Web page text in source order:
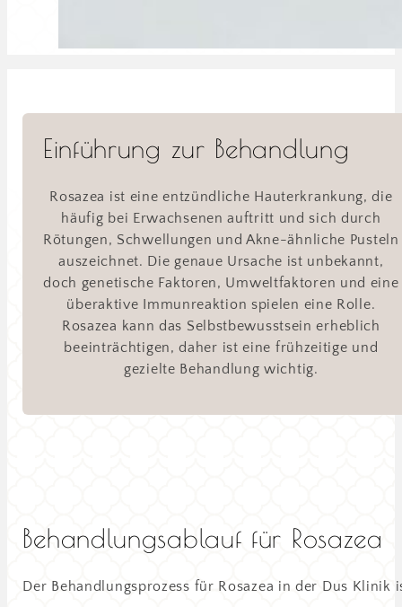
Einführung zur Behandlung
Rosazea ist eine entzündliche Hauterkrankung, die
häufig bei Erwachsenen auftritt und sich durch
Rötungen, Schwellungen und Akne-ähnliche Pusteln
auszeichnet. Die genaue Ursache ist unbekannt,
doch genetische Faktoren, Umweltfaktoren und eine
überaktive Immunreaktion spielen eine Rolle.
Rosazea kann das Selbstbewusstsein erheblich
beeinträchtigen, daher ist eine frühzeitige und
gezielte Behandlung wichtig.
Behandlungsablauf für Rosazea
Der Behandlungsprozess für Rosazea in der Dus